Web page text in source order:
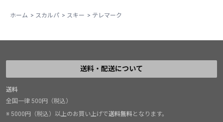
ホーム > スカルパ > スキー > テレマーク
送料・配送について
送料
全国一律 500円（税込）
※ 5000円（税込）以上のお買い上げで送料無料となります。